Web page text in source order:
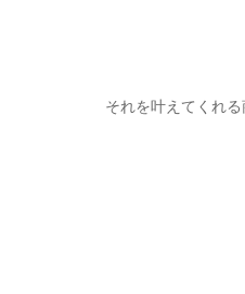
それを叶えてくれ